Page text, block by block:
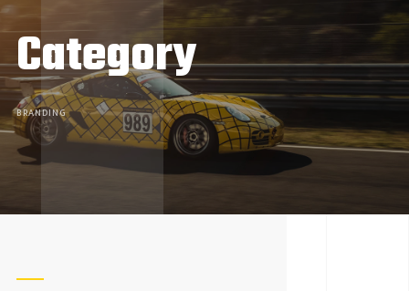
WEB DESIGN & DEVELOPMENT
APPLICATION DEVELOPMENT
ECOMMERCE STUDIO
Category
BRANDING